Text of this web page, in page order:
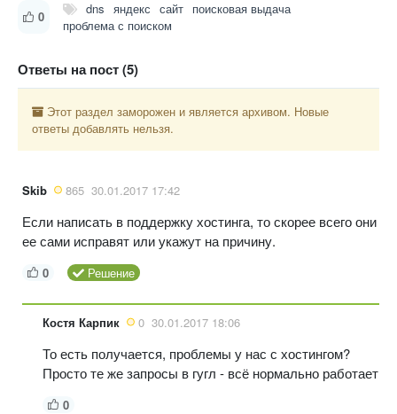
0 dns яндекс сайт поисковая выдача
проблема с поиском
Ответы на пост (5)
Этот раздел заморожен и является архивом. Новые
ответы добавлять нельзя.
Skib 865 30.01.2017 17:42
Если написать в поддержку хостинга, то скорее всего они
ее сами исправят или укажут на причину.
0 Решение
Костя Карпик 0 30.01.2017 18:06
То есть получается, проблемы у нас с хостингом?
Просто те же запросы в гугл - всё нормально работает
0